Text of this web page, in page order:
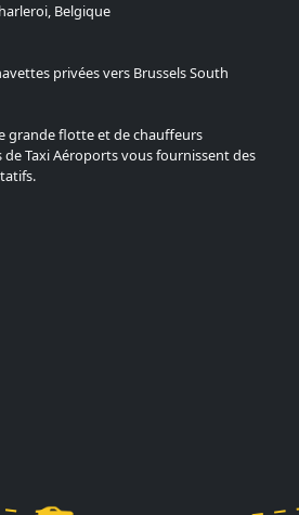
Belgique
privées vers Brussels South
grande flotte et de chauffeurs
Taxi Aéroports vous fournissent des